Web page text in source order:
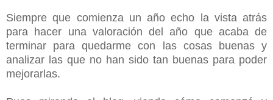
Siempre que comienza un año echo la vista atrás
para hacer una valoración del año que acaba de
terminar para quedarme con las cosas buenas y
analizar las que no han sido tan buenas para poder
mejorarlas.